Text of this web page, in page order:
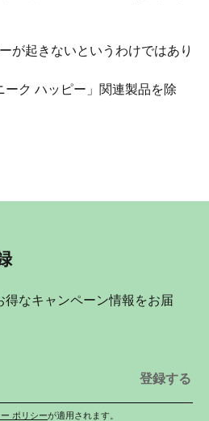
が起きないというわけではあり
ク ハッピー」関連製品を除
得なキャンペーン情報をお届
ポリシーが適用されます。